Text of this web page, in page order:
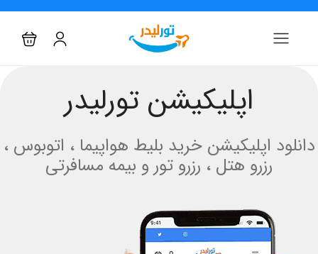
اپلیکیشن تورلیدر
دانلود اپلیکیشن خرید بلیط هواپیما ، اتوبوس ،
رزرو هتل ، رزرو تور و بیمه مسافرتی